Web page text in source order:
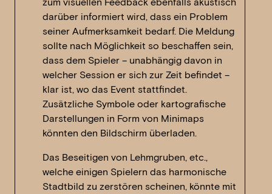
darüber informiert wird, dass ein Problem
seiner Aufmerksamkeit bedarf. Die Meldung
sollte nach Möglichkeit so beschaffen sein,
dass dem Spieler – unabhängig davon in
welcher Session er sich zur Zeit befindet –
klar ist, wo das Event stattfindet.
Zusätzliche Symbole oder kartografische
Darstellungen in Form von Minimaps
könnten den Bildschirm überladen.
Das Beseitigen von Lehmgruben, etc.,
welche einigen Spielern das harmonische
Stadtbild zu zerstören scheinen, könnte mit